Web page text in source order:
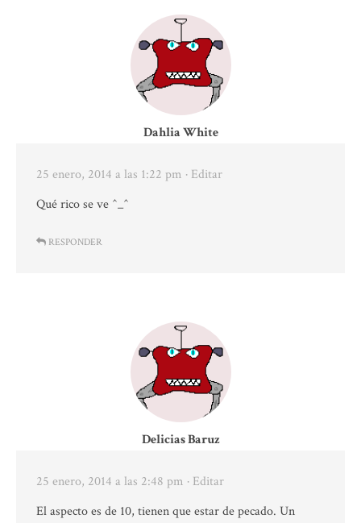
Dahlia White
25 enero, 2014 a las 1:22 pm · Editar
Qué rico se ve ^_^
RESPONDER
Delicias Baruz
25 enero, 2014 a las 2:48 pm · Editar
El aspecto es de 10, tienen que estar de pecado. Un